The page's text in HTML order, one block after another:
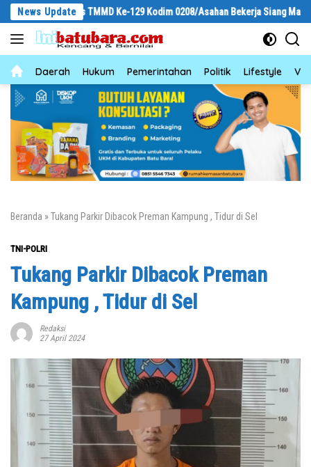
Langsung
konten
News Update
Ke-129 Kodim 0208/Asahan Bekerja Siang Malam Demi Renovasi
NewsDaerah Hukum Pemerintahan Politik Lifestyle
Beranda » Tukang Parkir Dibacok Preman Kampung , Tidur di Sel
TNI-POLRI
Tukang Parkir Dibacok Preman
Kampung , Tidur di Sel
Redaksi
27 April 2024